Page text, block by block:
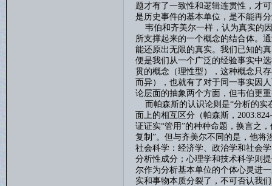
题才有了一致性和逻辑连贯性，才
是历史事件的基本单位，是不能再
韦伯和齐美尔一样，认为真实的
所支撑起来的一个概念的结合体。
能还原出无限的真实。我们已知的
便是我们从一个广泛的经验事实中
贯的概念（理性型），这种概念只
而异），也就有了对于同一事实因
论层面的抽象两个方面，但韦伯更
而帕森斯的认识论则是“分析的实
面上的相互区分（帕森斯，
证证实“管用”的种种命题，换言之
复制”。但与齐美尔不同的是，他将
社会科学：经济学、政治学和社会
分析性成分；心理学和技术科学则
尔作为分析基本单位的个体心灵进
实和事物本质分裂了，不可否认我